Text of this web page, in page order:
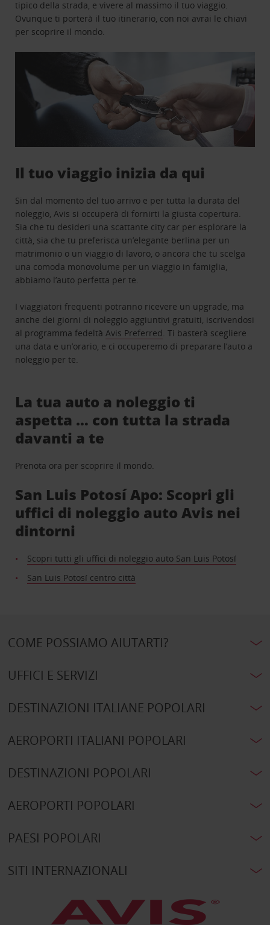
tipico della strada, e vivere al massimo il tuo viaggio.
Ovunque ti porterà il tuo itinerario, con noi avrai le chiavi
per scoprire il mondo.
Il tuo viaggio inizia da qui
Sin dal momento del tuo arrivo e per tutta la durata del
noleggio, Avis si occuperà di fornirti la giusta copertura.
Sia che tu desideri una scattante city car per esplorare la
città, sia che tu preferisca un’elegante berlina per un
matrimonio o un viaggio di lavoro, o ancora che tu scelga
una comoda monovolume per un viaggio in famiglia,
abbiamo l’auto perfetta per te.
I viaggiatori frequenti potranno ricevere un upgrade, ma
anche dei giorni di noleggio aggiuntivi gratuiti, iscrivendosi
al programma fedeltàAvis Preferred. Ti basterà scegliere
una data e un’orario, e ci occuperemo di preparare l’auto a
noleggio per te.
La tua auto a noleggio ti
aspetta … con tutta la strada
davanti a te
Prenota ora per scoprire il mondo.
San Luis Potosí Apo: Scopri gli
uffici di noleggio auto Avis nei
dintorni
Scopri tutti gli uffici di noleggio auto San Luis Potosí
San Luis Potosí centro città
COME POSSIAMO AIUTARTI?
UFFICI E SERVIZI
DESTINAZIONI ITALIANE POPOLARI
AEROPORTI ITALIANI POPOLARI
DESTINAZIONI POPOLARI
AEROPORTI POPOLARI
PAESI POPOLARI
SITI INTERNAZIONALI